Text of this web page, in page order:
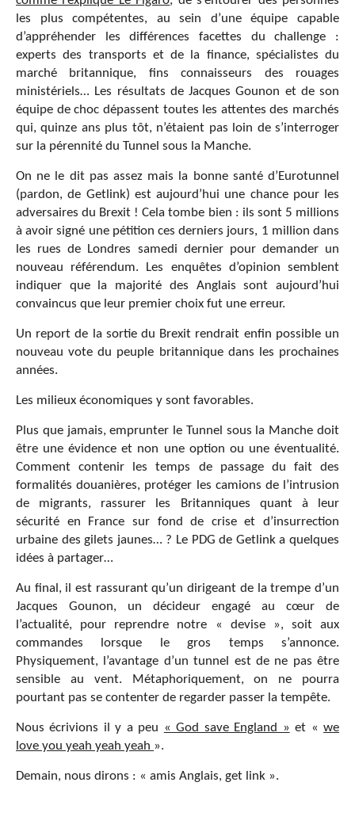
les plus compétentes, au sein d’une équipe capable
d’appréhender les différences facettes du challenge :
experts des transports et de la finance, spécialistes du
marché britannique, fins connaisseurs des rouages
ministériels… Les résultats de Jacques Gounon et de son
équipe de choc dépassent toutes les attentes des marchés
qui, quinze ans plus tôt, n’étaient pas loin de s’interroger
sur la pérennité du Tunnel sous la Manche.
On ne le dit pas assez mais la bonne santé d’Eurotunnel
(pardon, de Getlink) est aujourd’hui une chance pour les
adversaires du Brexit ! Cela tombe bien : ils sont 5 millions
à avoir signé une pétition ces derniers jours, 1 million dans
les rues de Londres samedi dernier pour demander un
nouveau référendum. Les enquêtes d’opinion semblent
indiquer que la majorité des Anglais sont aujourd’hui
convaincus que leur premier choix fut une erreur.
Un report de la sortie du Brexit rendrait enfin possible un
nouveau vote du peuple britannique dans les prochaines
années.
Les milieux économiques y sont favorables.
Plus que jamais, emprunter le Tunnel sous la Manche doit
être une évidence et non une option ou une éventualité.
Comment contenir les temps de passage du fait des
formalités douanières, protéger les camions de l’intrusion
de migrants, rassurer les Britanniques quant à leur
sécurité en France sur fond de crise et d’insurrection
urbaine des gilets jaunes… ? Le PDG de Getlink a quelques
idées à partager…
Au final, il est rassurant qu’un dirigeant de la trempe d’un
Jacques Gounon, un décideur engagé au cœur de
l’actualité, pour reprendre notre « devise », soit aux
commandes lorsque le gros temps s’annonce.
Physiquement, l’avantage d’un tunnel est de ne pas être
sensible au vent. Métaphoriquement, on ne pourra
pourtant pas se contenter de regarder passer la tempête.
Nous écrivions il y a peu « God save England » et «we
love you yeah yeah yeah ».
Demain, nous dirons : « amis Anglais, get link ».